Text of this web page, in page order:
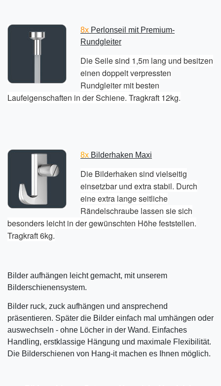
8x Perlonseil mit Premium-
Rundgleiter
Die Seile sind 1,5m lang und besitzen
einen doppelt verpressten
Rundgleiter mit besten
Laufeigenschaften in der Schiene. Tragkraft 12kg.
8x Bilderhaken Maxi
Die Bilderhaken sind vielseitig
einsetzbar und extra stabil. Durch
eine extra lange seitliche
Rändelschraube lassen sie sich
besonders leicht in der gewünschten Höhe feststellen.
Tragkraft 6kg.
Bilder aufhängen leicht gemacht, mit unserem
Bilderschienensystem.
Bilder ruck, zuck aufhängen und ansprechend
präsentieren. Später die Bilder einfach mal umhängen oder
auswechseln - ohne Löcher in der Wand. Einfaches
Handling, erstklassige Hängung und maximale Flexibilität.
Die Bilderschienen von Hang-it machen es Ihnen möglich.